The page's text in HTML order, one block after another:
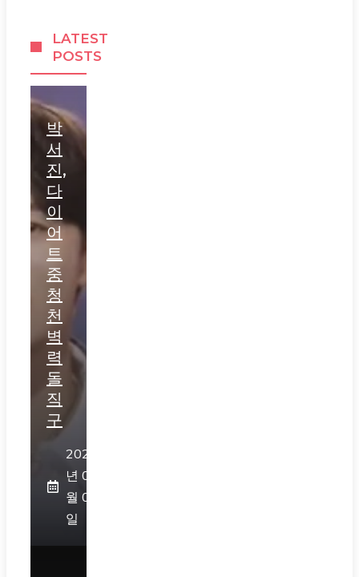
LATEST
POSTS
박
서
진,
다
이
어
트
중
청
천
벽
력
돌
직
구
2026
년 08
월 05
일